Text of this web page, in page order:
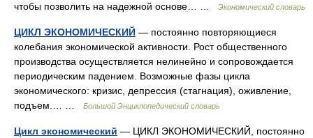
чтобы позволить на надежной основе… …
Экономический словарь
ЦИКЛ ЭКОНОМИЧЕСКИЙ — постоянно повторяющиеся
колебания экономической активности. Рост общественного
производства осуществляется нелинейно и сопровождается
периодическим падением. Возможные фазы цикла
экономического: кризис, депрессия (стагнация), оживление,
подъем.… …
Большой Энциклопедический словарь
Цикл экономический — ЦИКЛ ЭКОНОМИЧЕСКИЙ, постоянно